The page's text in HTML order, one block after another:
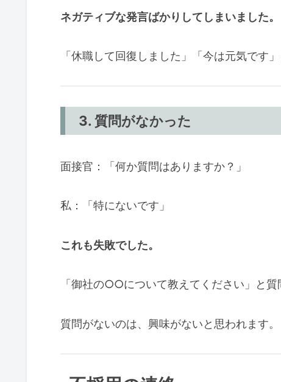
ネガティブな発言ばかりしてしまいました。
「休職して回復しました」「今は元気です
3. 質問がなかった
面接官：「何か質問はありますか？」
私：「特にないです」
これも失敗でした。
「御社の○○について教えてください」と質
質問がないのは、興味がないと思われます。